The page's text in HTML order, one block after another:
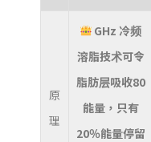
原
理
GHz 冷频
溶脂技术可令
脂肪层吸收80
能量，只有
20％能量停留